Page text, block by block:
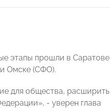
этапы прошли в Саратове
Омске (СФО).
для общества, расширить
- уверен глава